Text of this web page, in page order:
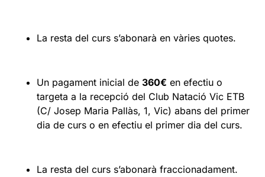
La resta del curs s’abonarà en vàries quotes.
Un pagament inicial de360€ en efectiu o
targeta a la recepció del Club Natació Vic ETB
(C/ Josep Maria Pallàs, 1, Vic) abans del primer
dia de curs o en efectiu el primer dia del curs.
La resta del curs s’abonarà fraccionadament.